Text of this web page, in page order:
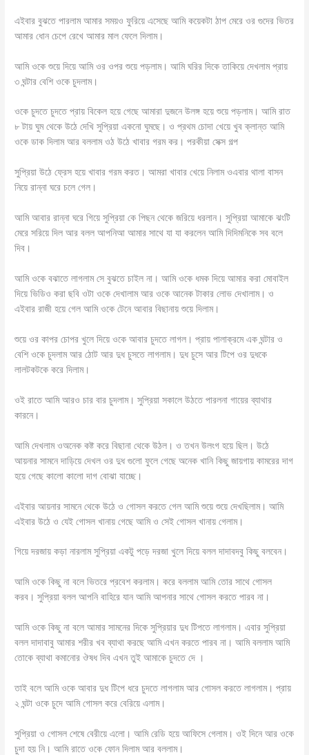
এইবার বুঝতে পারলাম আমার সময়ও ফুরিয়ে এসেছে আমি কয়েকটা ঠাপ মেরে ওর গুদের ভিতর
আমার ধোন চেপে রেখে আমার মাল ফেলে দিলাম।
আমি ওকে শুয়ে দিয়ে আমি ওর ওপর শুয়ে পড়লাম। আমি ঘরির দিকে তাকিয়ে দেখলাম প্রায়
৩ ঘন্টার বেশি ওকে চুদলাম।
ওকে চুদতে চুদতে প্রায় বিকেল হয়ে গেছে আমারা দুজনে উলঙ্গ হয়ে শুয়ে পড়লাম। আমি রাত
৮ টায় ঘুম থেকে উঠে দেখি সুপ্রিয়া একনো ঘুমছে। ও প্রথম চোদা খেয়ে খুব ক্লান্ত আমি
ওকে ডাক দিলাম আর বললাম ওঠ উঠে খাবার গরম কর। পরকীয়া সেক্স গল্প
সুপ্রিয়া উঠে ফ্রেস হয়ে খাবার গরম করত। আমরা খাবার খেয়ে নিলাম ওএবার থালা বাসন
নিয়ে রান্না ঘরে চলে গেল।
আমি আবার রান্না ঘরে গিয়ে সুপ্রিয়া কে পিছন থেকে জরিয়ে ধরলান। সুপ্রিয়া আমাকে ঝংটি
মেরে সরিয়ে দিল আর বলল আপনিআ আমার সাথে যা যা করলেন আমি দিদিমনিকে সব বলে
দিব।
আমি ওকে বঝাতে লাগলাম সে বুঝতে চাইল না। আমি ওকে ধমক দিয়ে আমার করা মোবাইল
দিয়ে ভিডিও করা ছবি ওটা ওকে দেখালাম আর ওকে আনেক টাকার লোভ দেখালাম। ও
এইবার রাজী হয়ে গেল আমি ওকে টেনে আবার বিছানায় শুয়ে দিলাম।
শুয়ে ওর কাপর চোপর খুলে দিয়ে ওকে আবার চুদতে লাগল। প্রায় পালাক্রমে এক ঘন্টার ও
বেশি ওকে চুদলাম আর ঠোট আর দুধ চুসতে লাগলাম। দুধ চুসে আর টিপে ওর দুধকে
লালটকটকে করে দিলাম।
ওই রাতে আমি আরও চার বার চুদলাম। সুপ্রিয়া সকালে উঠতে পারলনা গায়ের ব্যাথার
কারনে।
আমি দেখলাম ওঅনেক কষ্ট করে বিছানা থেকে উঠল। ও তখন উলংগ হয়ে ছিল। উঠে
আয়নার সামনে দাড়িয়ে দেখল ওর দুধ গুলো ফুলে গেছে অনেক খানি কিছু জায়গায় কামরের দাগ
হয়ে গেছে কালো কালো দাগ বোঝা যাচ্ছে।
এইবার আয়নার সামনে থেকে উঠে ও গোসল করতে গেল আমি শুয়ে শুয়ে দেখছিলাম। আমি
এইবার উঠে ও যেই গোসল খানায় গেছে আমি ও সেই গোসল খানায় গেলাম।
গিয়ে দরজায় কড়া নারলাম সুপ্রিয়া একটু পড়ে দরজা খুলে দিয়ে বলল দাদাবদবু কিছু বলবেন।
আমি ওকে কিছু না বলে ভিতরে প্রবেশ করলাম। করে বললাম আমি তোর সাথে গোসল
করব। সুপ্রিয়া বলল আপনি বাহিরে যান আমি আপনার সাথে গোসল করতে পারব না।
আমি ওকে কিছু না বলে আমার সামনের দিকে সুপ্রিয়ার দুধ টিপতে লাগলাম। এবার সুপ্রিয়া
বলল দাদাবাবু আমার শরীর খব ব্যাথা করছে আমি এখন করতে পারব না। আমি বললাম আমি
তোকে ব্যাথা কমানোর ঔষধ দিব এখন তুই আমাকে চুদতে দে ।
তাই বলে আমি ওকে আবার দুধ টিপে ধরে চুদতে লাগলাম আর গোসল করতে লাগলাম। প্রায়
২ ঘন্টা ওকে চুদে আমি গোসল করে বেরিয়ে এলাম।
সুপ্রিয়া ও গোসল শেষে বেরীয়ে এলো। আমি রেডি হয়ে আফিসে গেলাম। ওই দিনে আর ওকে
চুদা হয় নি। আমি রাতে ওকে ফোন দিলাম আর বললাম।